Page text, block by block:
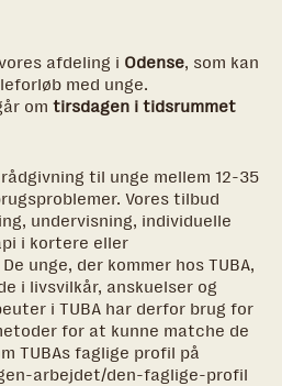
afdeling i Odense, som kan
med unge.
om tirsdagen i tidsrummet
til unge mellem 12-35
Vores tilbud
undervisning, individuelle
i kortere eller
unge, der kommer hos TUBA,
i livsvilkår, anskuelser og
i TUBA har derfor brug for
for at kunne matche de
TUBAs faglige profil på
arbejdet/den-faglige-profil